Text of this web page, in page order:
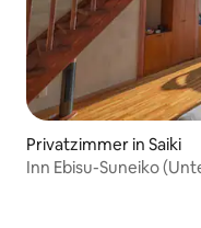
Privatzimmer in Saiki
Inn Ebisu-Suneiko